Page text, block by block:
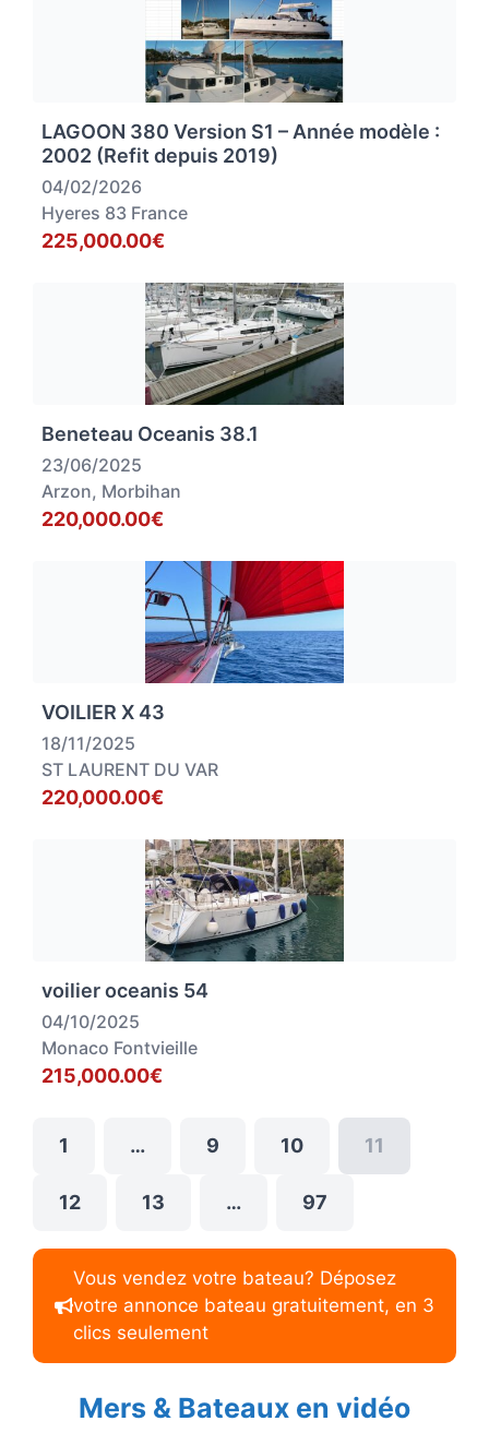
LAGOON 380 Version S1 – Année modèle :
2002 (Refit depuis 2019)
04/02/2026
Hyeres 83 France
225,000.00€
Beneteau Oceanis 38.1
23/06/2025
Arzon, Morbihan
220,000.00€
VOILIER X 43
18/11/2025
ST LAURENT DU VAR
220,000.00€
voilier oceanis 54
04/10/2025
Monaco Fontvieille
215,000.00€
1 … 9 10 11
12 13 … 97
Vous vendez votre bateau? Déposez
votre annonce bateau gratuitement, en 3
clics seulement
Mers & Bateaux en vidéo